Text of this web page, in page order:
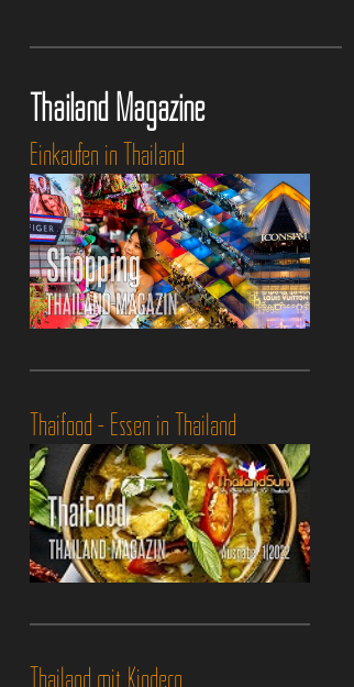
Thailand Magazine
Einkaufen in Thailand
Thaifood - Essen in Thailand
Thailand mit Kindern